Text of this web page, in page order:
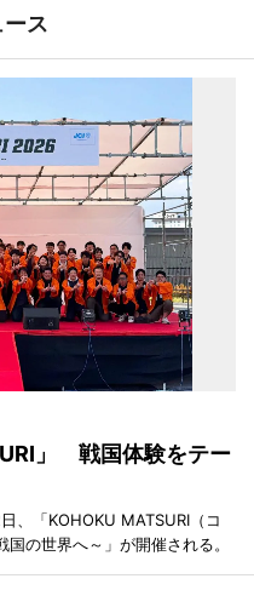
ス
」 戦国体験をテー
、「KOHOKU MATSURI（コ
の世界へ～」が開催される。